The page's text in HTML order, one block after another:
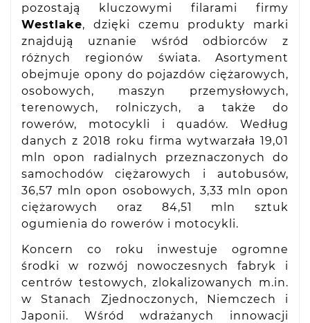
pozostają kluczowymi filarami firmy
Westlake, dzięki czemu produkty marki
znajdują uznanie wśród odbiorców z
różnych regionów świata. Asortyment
obejmuje opony do pojazdów ciężarowych,
osobowych, maszyn przemysłowych,
terenowych, rolniczych, a także do
rowerów, motocykli i quadów. Według
danych z 2018 roku firma wytwarzała 19,01
mln opon radialnych przeznaczonych do
samochodów ciężarowych i autobusów,
36,57 mln opon osobowych, 3,33 mln opon
ciężarowych oraz 84,51 mln sztuk
ogumienia do rowerów i motocykli.
Koncern co roku inwestuje ogromne
środki w rozwój nowoczesnych fabryk i
centrów testowych, zlokalizowanych m.in.
w Stanach Zjednoczonych, Niemczech i
Japonii. Wśród wdrażanych innowacji